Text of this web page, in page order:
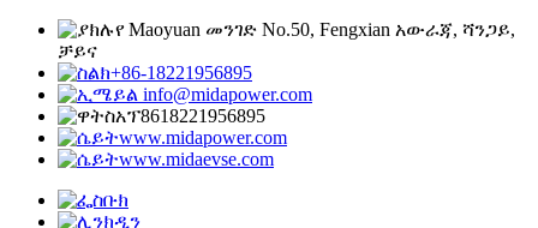
የ Maoyuan መንገድ No.50, Fengxian አውራጃ, ሻንጋይ,
ቻይና
+86-18221956895
info@midapower.com
8618221956895
www.midapower.com
www.midaevse.com